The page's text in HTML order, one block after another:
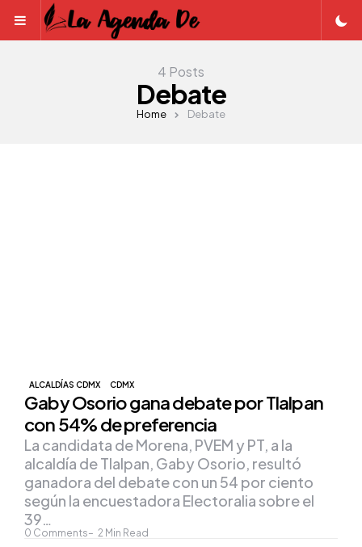
Menu
4 Posts
Debate
Home Debate
ALCALDÍAS CDMX CDMX
Gaby Osorio gana debate por Tlalpan
con 54% de preferencia
0 Comments 2 Min Read
La candidata de Morena, PVEM y PT, a la
alcaldía de Tlalpan, Gaby Osorio, resultó
ganadora del debate con un 54 por ciento
según la encuestadora Electoralia sobre el
39…